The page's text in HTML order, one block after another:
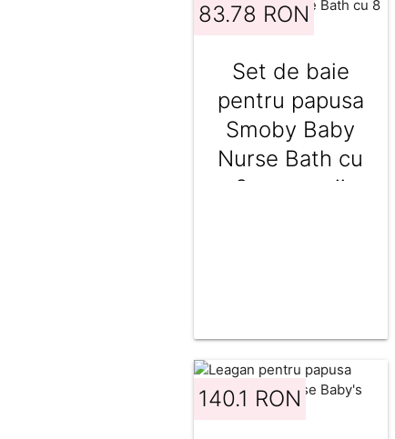
83.78 RON
Set de baie
pentru papusa
Smoby Baby
Nurse Bath cu
8 accesorii
140.1 RON